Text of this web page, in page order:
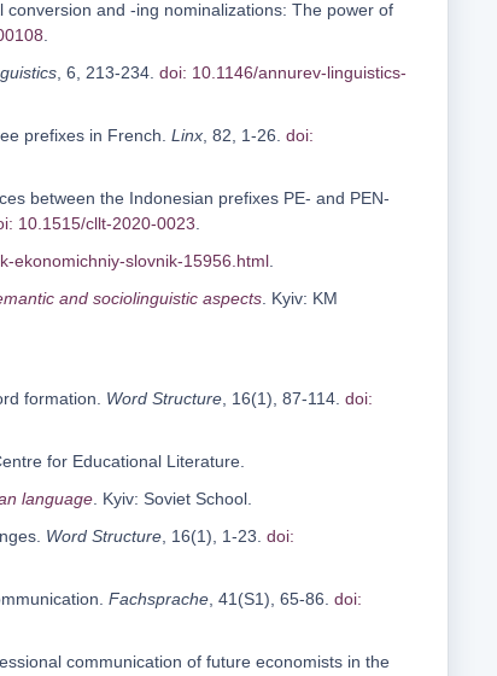
and -ing nominalizations: The power of
, 6, 213-234.doi: 10.1146/annurev-linguistics-
prefixes in French.Linx , 82, 1-26.doi:
between the Indonesian prefixes PE- and PEN-
10.1515/cllt-2020-0023
ekonomichniy-slovnik-15956.html
and sociolinguistic aspects . Kyiv: KM
formation. Word Structure , 16(1), 87-114.doi:
for Educational Literature.
language . Kyiv: Soviet School.
Word Structure , 16(1), 1-23.doi:
Fachsprache , 41(S1), 65-86.doi:
communication of future economists in the